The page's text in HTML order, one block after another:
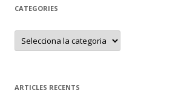
CATEGORIES
C
t
r
i
ARTICLES RECENTS